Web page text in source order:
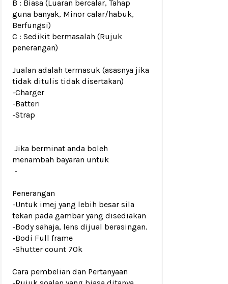
B : Biasa (Luaran bercalar, Tahap
guna banyak, Minor calar/habuk,
Berfungsi)
C : Sedikit bermasalah (Rujuk
penerangan)
Jualan adalah termasuk (asasnya jika
tidak ditulis tidak disertakan)
-Charger
-Batteri
-Strap
Jika berminat anda boleh
menambah bayaran untuk
-
Penerangan
-Untuk imej yang lebih besar sila
tekan pada gambar yang disediakan
-Body sahaja, lens dijual berasingan.
-Bodi Full frame
-Shutter count 70k
Cara pembelian dan Pertanyaan